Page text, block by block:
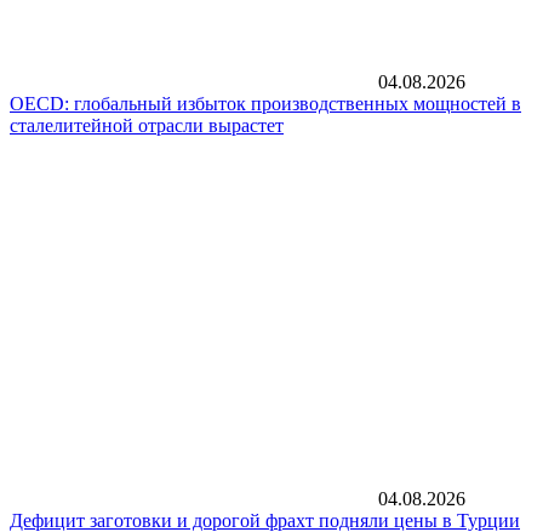
04.08.2026
OECD: глобальный избыток производственных мощностей в
сталелитейной отрасли вырастет
04.08.2026
Дефицит заготовки и дорогой фрахт подняли цены в Турции